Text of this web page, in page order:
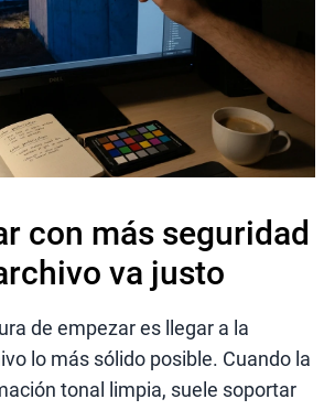
con más seguridad
va justo
de empezar es llegar a la
lo más sólido posible. Cuando la
tonal limpia, suele soportar